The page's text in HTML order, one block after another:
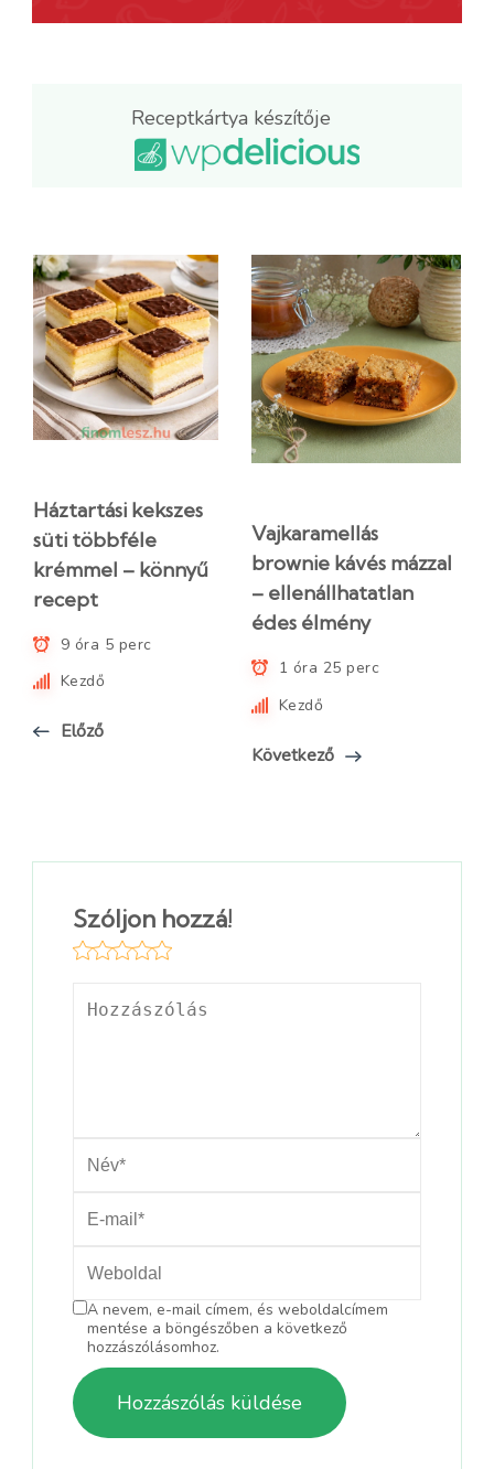
Receptkártya készítője
Háztartási kekszes
süti többféle
krémmel – könnyű
recept
9 óra 5 perc
Kezdő
Előző
Vajkaramellás
brownie kávés mázzal
– ellenállhatatlan
édes élmény
1 óra 25 perc
Kezdő
Következő
Szóljon hozzá!
A nevem, e-mail címem, és weboldalcímem
mentése a böngészőben a következő
hozzászólásomhoz.